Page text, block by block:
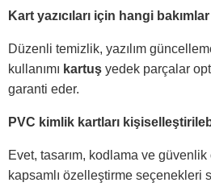
Kart yazıcıları için hangi
Düzenli temizlik, yazılım
kullanımı kartuş yedek parçalar
garanti eder.
PVC kimlik kartları
Evet, tasarım, kodlama ve güvenlik
kapsamlı özelleştirme seçenekleri